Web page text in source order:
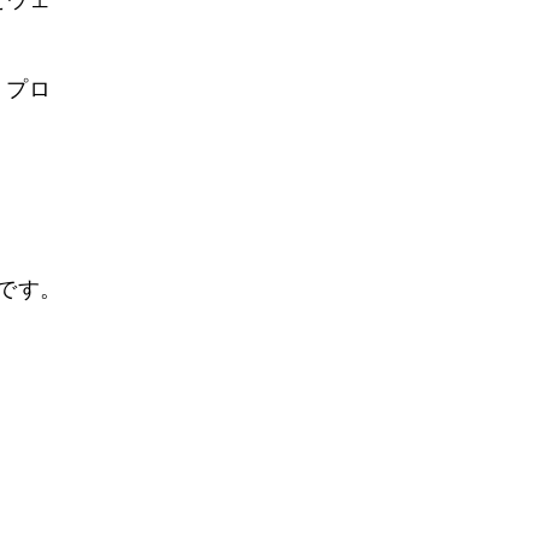
ロ
。